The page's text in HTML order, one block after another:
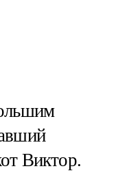
Виктор.